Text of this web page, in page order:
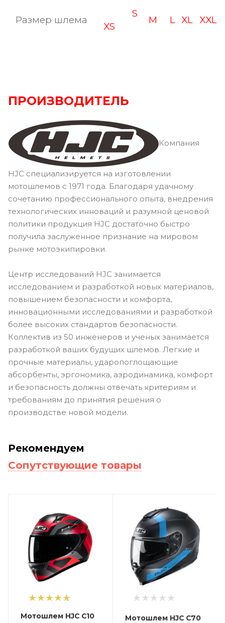
Размер шлема
XS
S
M L XL XXL
ПРОИЗВОДИТЕЛЬ
Компания
HJC специализируется на изготовлении
мотошлемов с 1971 года. Благодаря удачному
сочетанию профессионального опыта, внедрения
технологических инноваций и разумной ценовой
политики продукция HJC достаточно быстро
получила заслуженное признание на мировом
рынке мотоэкипировки.
Центр исследований HJC занимается
исследованием и разработкой новых материалов,
повышением безопасности и комфорта,
инновационными исследованиями и разработкой
более высоких стандартов безопасности.
Коллектив из 50 инженеров и ученых занимается
разработкой ваших будущих шлемов. Легкие и
прочные материалы, ударопоглощающие
абсорбенты, эргономика, аэродинамика, комфорт
и безопасность должны отвечать критериям и
требованиям до принятия решения о
производстве новой модели.
Рекомендуем
Сопутствующие товары
1
Мотошлем HJC C10
Мотошлем HJC C70